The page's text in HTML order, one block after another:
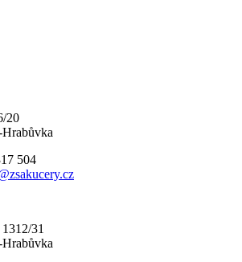
20
Hrabůvka
504
31
Hrabůvka